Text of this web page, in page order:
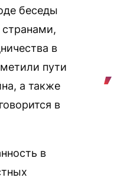
беседы
в
пути
а также
в
в